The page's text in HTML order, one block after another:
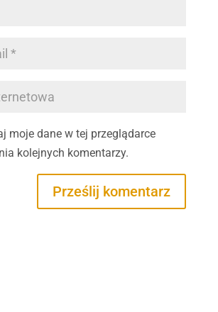
moje dane w tej przeglądarce
kolejnych komentarzy.